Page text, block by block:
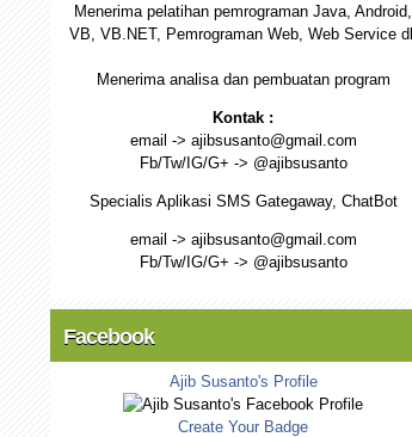
Menerima pelatihan pemrograman Java, Android,
VB, VB.NET, Pemrograman Web, Web Service dll
Menerima analisa dan pembuatan program
Kontak :
email -> ajibsusanto@gmail.com
Fb/Tw/IG/G+ -> @ajibsusanto
Specialis Aplikasi SMS Gategaway, ChatBot
email -> ajibsusanto@gmail.com
Fb/Tw/IG/G+ -> @ajibsusanto
Facebook
Ajib Susanto's Profile
Create Your Badge